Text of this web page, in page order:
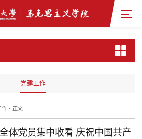
党建工作
作 - 正文
体党员集中收看 庆祝中国共产